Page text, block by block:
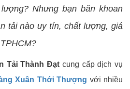
Nhưng bạn băn khoan
tải nào uy tín, chất lượng, giá
Tải Thành Đạt cung cấp dịch vụ
Xuân Thới Thượng với nhiều